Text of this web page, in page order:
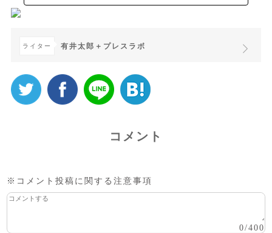
ライター 有井太郎＋プレスラボ
コメント
※コメント投稿に関する注意事項
0/400